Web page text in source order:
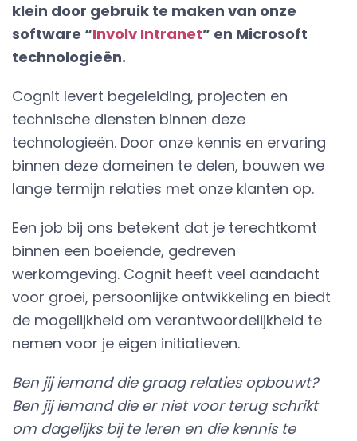
klein door gebruik te maken van onze
software “Involv Intranet” en Microsoft
technologieën.
Cognit levert begeleiding, projecten en
technische diensten binnen deze
technologieën. Door onze kennis en ervaring
binnen deze domeinen te delen, bouwen we
lange termijn relaties met onze klanten op.
Een job bij ons betekent dat je terechtkomt
binnen een boeiende, gedreven
werkomgeving. Cognit heeft veel aandacht
voor groei, persoonlijke ontwikkeling en biedt
de mogelijkheid om verantwoordelijkheid te
nemen voor je eigen initiatieven.
Ben jij iemand die graag relaties opbouwt?
Ben jij iemand die er niet voor terug schrikt
om dagelijks bij te leren en die kennis te